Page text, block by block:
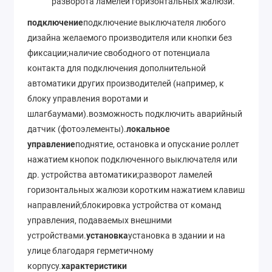
подключениеподключение выключателя любого
дизайна желаемого производителя или кнопки без
фиксации;наличие свободного от потенциала
контакта для подключения дополнительной
автоматики других производителей (например, к
блоку управления воротами и
шлагбаумами).возможность подключить аварийный
датчик (фотоэлементы).локальное
управлениеподнятие, остановка и опускание роллет
нажатием кнопок подключенного выключателя или
др. устройства автоматики;разворот ламелей
горизонтальных жалюзи коротким нажатием клавиш
направлений;блокировка устройства от команд
управления, подаваемых внешними
устройствами.установкаустановка в здании и на
улице благодаря герметичному
корпусу.характеристики